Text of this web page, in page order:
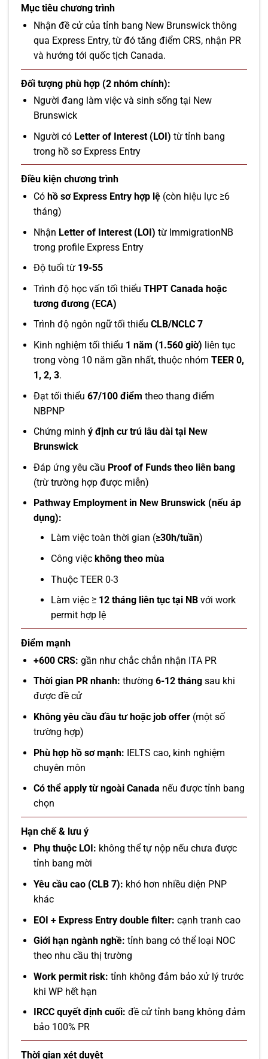
Mục tiêu chương trình
Nhận đề cử của tỉnh bang New Brunswick thông
qua Express Entry, từ đó tăng điểm CRS, nhận PR
và hướng tới quốc tịch Canada.
Đối tượng phù hợp (2 nhóm chính):
Người đang làm việc và sinh sống tại New
Brunswick
Người có Letter of Interest (LOI) từ tỉnh bang
trong hồ sơ Express Entry
Điều kiện chương trình
Có hồ sơ Express Entry hợp lệ(còn hiệu lực ≥6
tháng)
Nhận Letter of Interest (LOI) từ ImmigrationNB
trong profile Express Entry
Độ tuổi từ 19-55
Trình độ học vấn tối thiểu THPT Canada hoặc
tương đương (ECA)
Trình độ ngôn ngữ tối thiểu CLB/NCLC 7
Kinh nghiệm tối thiểu 1 năm (1.560 giờ) liên tục
trong vòng 10 năm gần nhất, thuộc nhóm TEER 0,
1, 2, 3.
Đạt tối thiểu 67/100 điểm theo thang điểm
NBPNP
Chứng minh ý định cư trú lâu dài tại New
Brunswick
Đáp ứng yêu cầu Proof of Funds theo liên bang
(trừ trường hợp được miễn)
Pathway Employment in New Brunswick (nếu áp
dụng):
Làm việc toàn thời gian (≥30h/tuần)
Công việc không theo mùa
Thuộc TEER 0-3
Làm việc ≥ 12 tháng liên tục tại NBvới work
permit hợp lệ
Điểm mạnh
+600 CRS: gần như chắc chắn nhận ITA PR
Thời gian PR nhanh: thường 6-12 thángsau khi
được đề cử
Không yêu cầu đầu tư hoặc job offer(một số
trường hợp)
Phù hợp hồ sơ mạnh: IELTS cao, kinh nghiệm
chuyên môn
Có thể apply từ ngoài Canada nếu được tỉnh bang
chọn
Hạn chế & lưu ý
Phụ thuộc LOI: không thể tự nộp nếu chưa được
tỉnh bang mời
Yêu cầu cao (CLB 7): khó hơn nhiều diện PNP
khác
EOI + Express Entry double filter: cạnh tranh cao
Giới hạn ngành nghề: tỉnh bang có thể loại NOC
theo nhu cầu thị trường
Work permit risk: tỉnh không đảm bảo xử lý trước
khi WP hết hạn
IRCC quyết định cuối: đề cử tỉnh bang không đảm
bảo 100% PR
Thời gian xét duyệt